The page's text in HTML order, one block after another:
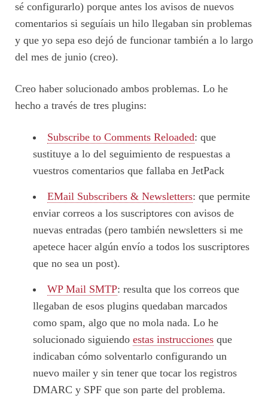
sé configurarlo) porque antes los avisos de nuevos
comentarios si seguíais un hilo llegaban sin problemas
y que yo sepa eso dejó de funcionar también a lo largo
del mes de junio (creo).
Creo haber solucionado ambos problemas. Lo he
hecho a través de tres plugins:
Subscribe to Comments Reloaded: que
sustituye a lo del seguimiento de respuestas a
vuestros comentarios que fallaba en JetPack
EMail Subscribers & Newsletters: que permite
enviar correos a los suscriptores con avisos de
nuevas entradas (pero también newsletters si me
apetece hacer algún envío a todos los suscriptores
que no sea un post).
WP Mail SMTP: resulta que los correos que
llegaban de esos plugins quedaban marcados
como spam, algo que no mola nada. Lo he
solucionado siguiendo estas instrucciones que
indicaban cómo solventarlo configurando un
nuevo mailer y sin tener que tocar los registros
DMARC y SPF que son parte del problema.